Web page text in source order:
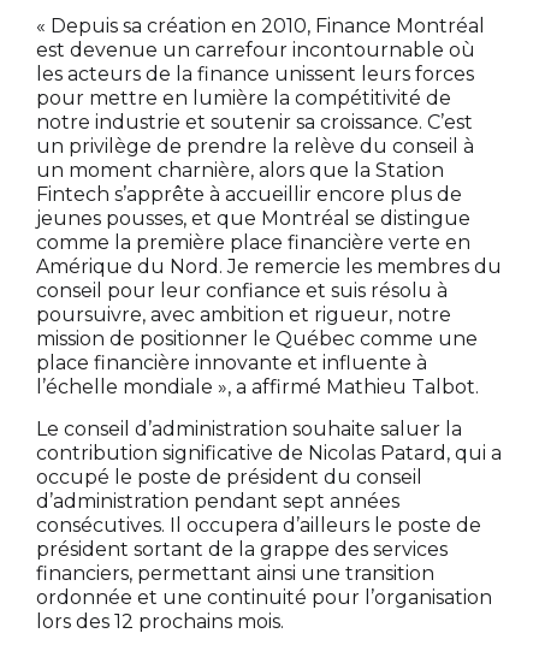
« Depuis sa création en 2010, Finance Montréal
est devenue un carrefour incontournable où
les acteurs de la finance unissent leurs forces
pour mettre en lumière la compétitivité de
notre industrie et soutenir sa croissance. C’est
un privilège de prendre la relève du conseil à
un moment charnière, alors que la Station
Fintech s’apprête à accueillir encore plus de
jeunes pousses, et que Montréal se distingue
comme la première place financière verte en
Amérique du Nord. Je remercie les membres du
conseil pour leur confiance et suis résolu à
poursuivre, avec ambition et rigueur, notre
mission de positionner le Québec comme une
place financière innovante et influente à
l’échelle mondiale », a affirmé Mathieu Talbot.
Le conseil d’administration souhaite saluer la
contribution significative de Nicolas Patard, qui a
occupé le poste de président du conseil
d’administration pendant sept années
consécutives. Il occupera d’ailleurs le poste de
président sortant de la grappe des services
financiers, permettant ainsi une transition
ordonnée et une continuité pour l’organisation
lors des 12 prochains mois.